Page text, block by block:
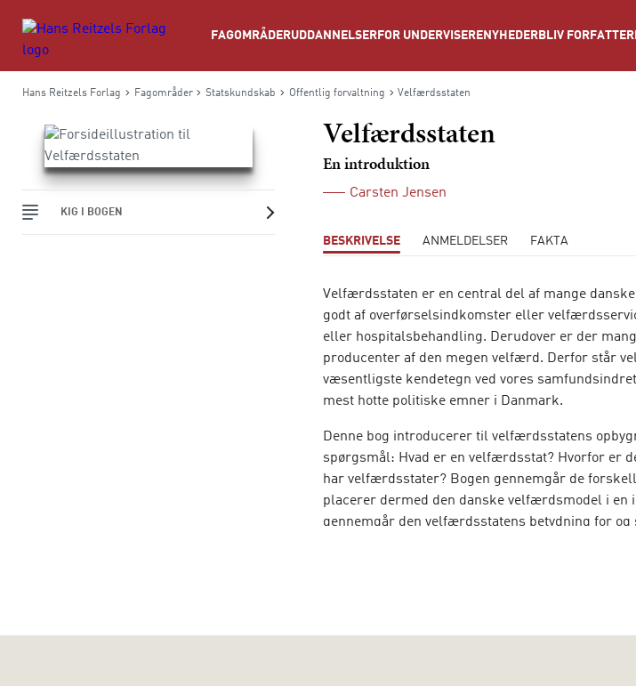
FAGOMRÅDERUDDANNELSER FOR UNDERVISERE NYHEDER BLIV FORFATTER
Hans Reitzels Forlag Fagområder Statskundskab Offentlig forvaltning Velfærdsstaten
KIG I BOGEN
Velfærdsstaten
En introduktion
Carsten Jensen
BESKRIVELSE ANMELDELSER FAKTA
Velfærdsstaten er en central del af mange
godt af overførselsindkomster eller
eller hospitalsbehandling. Derudover er der
producenter af den megen velfærd. Derfor står
væsentligste kendetegn ved vores
mest hotte politiske emner i Danmark.
Denne bog introducerer til velfærdsstatens
spørgsmål: Hvad er en velfærdsstat? Hvorfor er
har velfærdsstater? Bogen gennemgår de
placerer dermed den danske velfærdsmodel i en
gennemgår den velfærdsstatens betydning for